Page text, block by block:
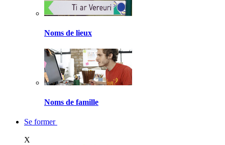
Noms de lieux
Noms de famille
Se former
X